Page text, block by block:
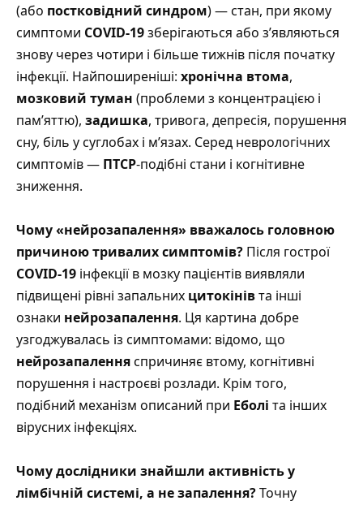
(або постковідний синдром) — стан, при якому
симптоми COVID-19зберігаються або з’являються
знову через чотири і більше тижнів після початку
інфекції. Найпоширеніші: хронічна втома,
мозковий туман (проблеми з концентрацією і
пам’яттю), задишка, тривога, депресія, порушення
сну, біль у суглобах і м’язах. Серед неврологічних
симптомів — ПТСР-подібні стани і когнітивне
зниження.
Чому «нейрозапалення» вважалось головною
причиною тривалих симптомів? Після гострої
COVID-19 інфекції в мозку пацієнтів виявляли
підвищені рівні запальних цитокінівта інші
ознаки нейрозапалення. Ця картина добре
узгоджувалась із симптомами: відомо, що
нейрозапаленняспричиняє втому, когнітивні
порушення і настроєві розлади. Крім того,
подібний механізм описаний при Еболі та інших
вірусних інфекціях.
Чому дослідники знайшли активність у
лімбічній системі, а не запалення?Точну